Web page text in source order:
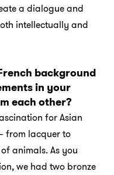
a dialogue and
intellectually and
background
in your
each other?
for Asian
from lacquer to
animals. As you
we had two bronze